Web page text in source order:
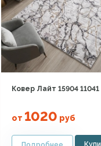
Ковер Лайт 15904 11041
от 1020 руб